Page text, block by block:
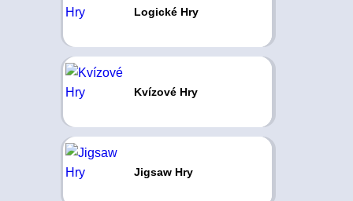
Logické Hry
Kvízové Hry
Jigsaw Hry